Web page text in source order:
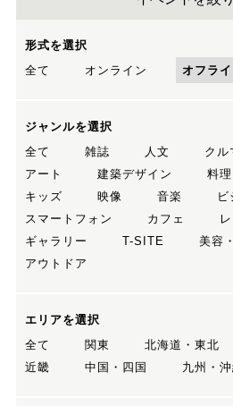
形式を選択
全て
オンライン オフラ
ジャンルを選択
全て
雑誌 人文
クル
アート
建築デザイン 料理
キッズ
映像 音楽
ビ
スマートフォン
カフェ
ギャラリー
T-SITE 美容
アウトドア
エリアを選択
全て
関東 北海道・東北
近畿
中国・四国 九州・沖